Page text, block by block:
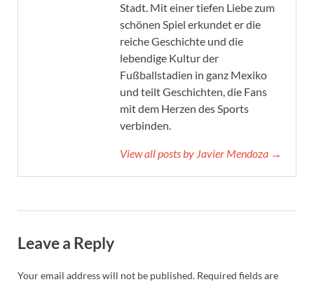
Stadt. Mit einer tiefen Liebe zum
schönen Spiel erkundet er die
reiche Geschichte und die
lebendige Kultur der
Fußballstadien in ganz Mexiko
und teilt Geschichten, die Fans
mit dem Herzen des Sports
verbinden.
View all posts by Javier Mendoza →
Leave a Reply
Your email address will not be published. Required fields are